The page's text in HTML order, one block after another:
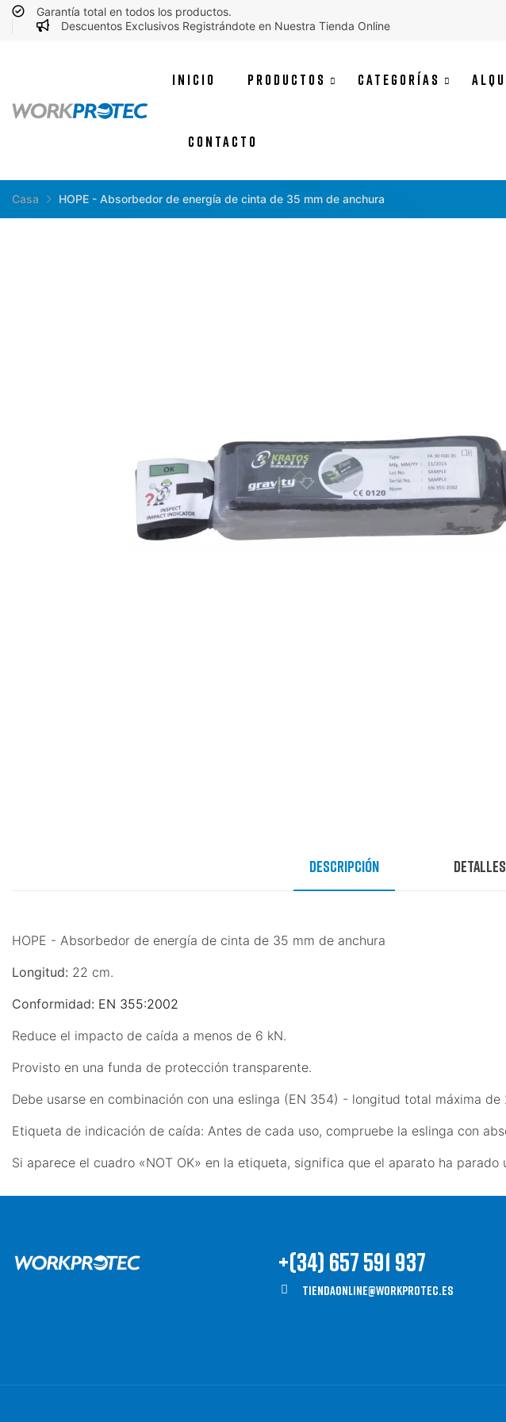
Garantía total en todos los productos.
Descuentos Exclusivos Registrándote en Nuestra Tienda Online
INICIO PRODUCTOS CATEGORÍAS
CONTACTO
Casa HOPE - Absorbedor de energía de cinta de 35 mm de anchura
Descripción
HOPE - Absorbedor de energía de cinta de 35 mm de anchura
Longitud: 22 cm.
Conformidad: EN 355:2002
Reduce el impacto de caída a menos de 6 kN.
Provisto en una funda de protección transparente.
Debe usarse en combinación con una eslinga (EN 354) - longitud total máxima
Etiqueta de indicación de caída: Antes de cada uso, compruebe la eslinga con
Si aparece el cuadro «NOT OK» en la etiqueta, significa que el aparato ha
+(34) 657 591 937
Tiendaonline@workprotec.es